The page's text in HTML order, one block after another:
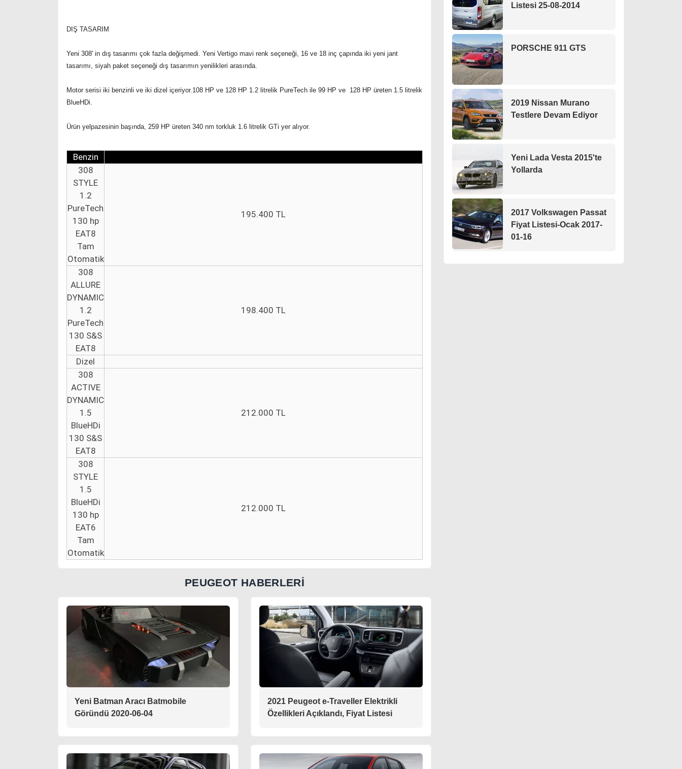
DIŞ TASARIM
Yeni 308' in dış tasarımı çok fazla değişmedi. Yeni Vertigo mavi renk seçeneği, 16 ve 18 inç çapında iki yeni jant
tasarımı, siyah paket seçeneği dış tasarımın yenilikleri arasında.
Motor serisi iki benzinli ve iki dizel içeriyor.108 HP ve 128 HP 1.2 litrelik PureTech ile 99 HP ve 128 HP üreten 1.5 litrelik
BlueHDi.
Ürün yelpazesinin başında, 259 HP üreten 340 nm torkluk 1.6 litrelik GTi yer alıyor.
Benzin
308
STYLE
1.2
PureTech
130 hp
EAT8
Tam
Otomatik
195.400 TL
308
ALLURE
DYNAMIC
1.2
PureTech
130 S&S
EAT8
198.400 TL
Dizel
308
ACTIVE
DYNAMIC
1.5
BlueHDi
130 S&S
EAT8
212.000 TL
308
STYLE
1.5
BlueHDi
130 hp
EAT6
Tam
Otomatik
212.000 TL
PEUGEOT HABERLERİ
Yeni Batman Aracı Batmobile
Göründü 2020-06-04
2021 Peugeot e-Traveller Elektrikli
Özellikleri Açıklandı, Fiyat Listesi
Listesi 25-08-2014
PORSCHE 911 GTS
2019 Nissan Murano
Testlere Devam Ediyor
Yeni Lada Vesta 2015'te
Yollarda
2017 Volkswagen Passat
Fiyat Listesi-Ocak 2017-
01-16